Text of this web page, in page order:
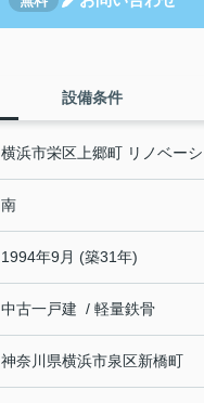
設備条件
横浜市栄区上郷町 リノベー
南
1994年9月 (築31年)
中古一戸建 / 軽量鉄骨
神奈川県横浜市泉区新橋町